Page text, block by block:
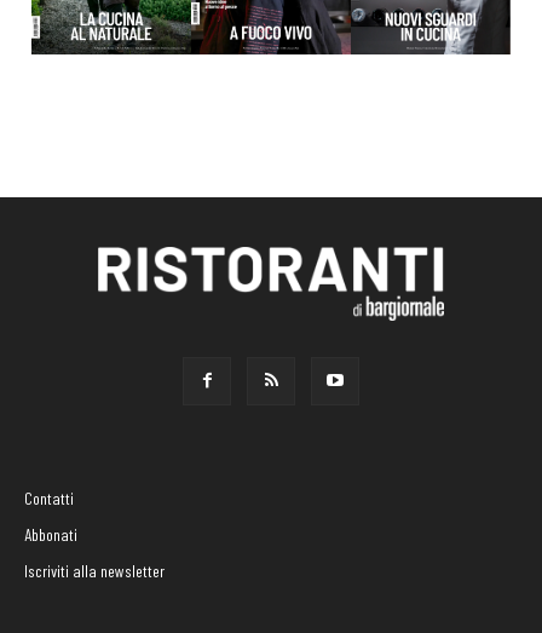
Contatti
Abbonati
Iscriviti alla newsletter